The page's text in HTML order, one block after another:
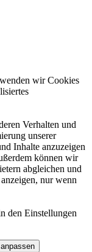
wir Cookies
Verhalten und
unserer
Inhalte anzuzeigen
können wir
abgleichen und
nur wenn
den Einstellungen